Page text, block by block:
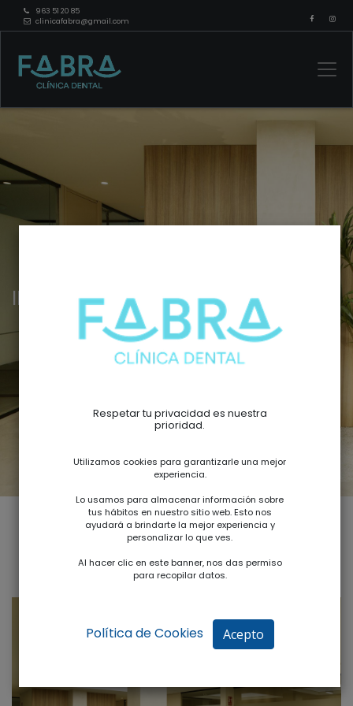
963 51 20 85
clinicafabra@gmail.com
INSTALACIONES
Respetar tu privacidad es nuestra
prioridad.
Utilizamos cookies para garantizarle una mejor
experiencia.
Lo usamos para almacenar información sobre
tus hábitos en nuestro sitio web. Esto nos
ayudará a brindarte la mejor experiencia y
personalizar lo que ves.
Al hacer clic en este banner, nos das permiso
para recopilar datos.
Política de Cookies Acepto